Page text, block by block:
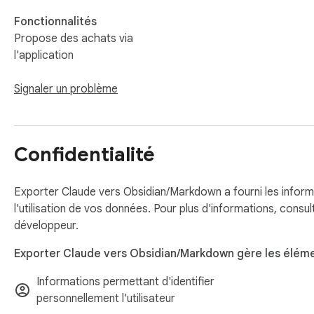
💡 Transformez vos conversations Claude en coffre
🔄 Changelog
• Ajout de l’export en masse (bulk export) des conversations
📌 Important Links (How-to & Support):
• Official Website: https://chatgpt2notion.com/products/
• GitHub Issues: https://github.com/joysey/chatgpt-to-
Fonctionnalités
Propose des achats via
l'application
Signaler un problème
Confidentialité
Exporter Claude vers Obsidian/Markdown a fourni les
l'utilisation de vos données. Pour plus d'informations,
développeur.
Exporter Claude vers Obsidian/Markdown gère les
Informations permettant d'identifier
personnellement l'utilisateur